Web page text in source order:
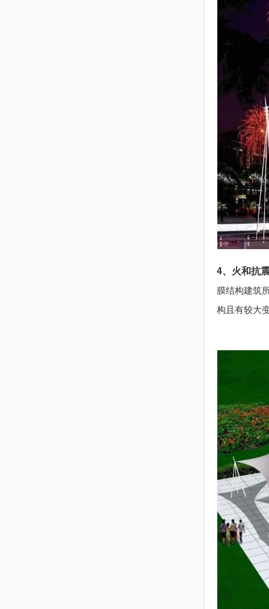
4、火和抗
膜结构建筑
构且有较大